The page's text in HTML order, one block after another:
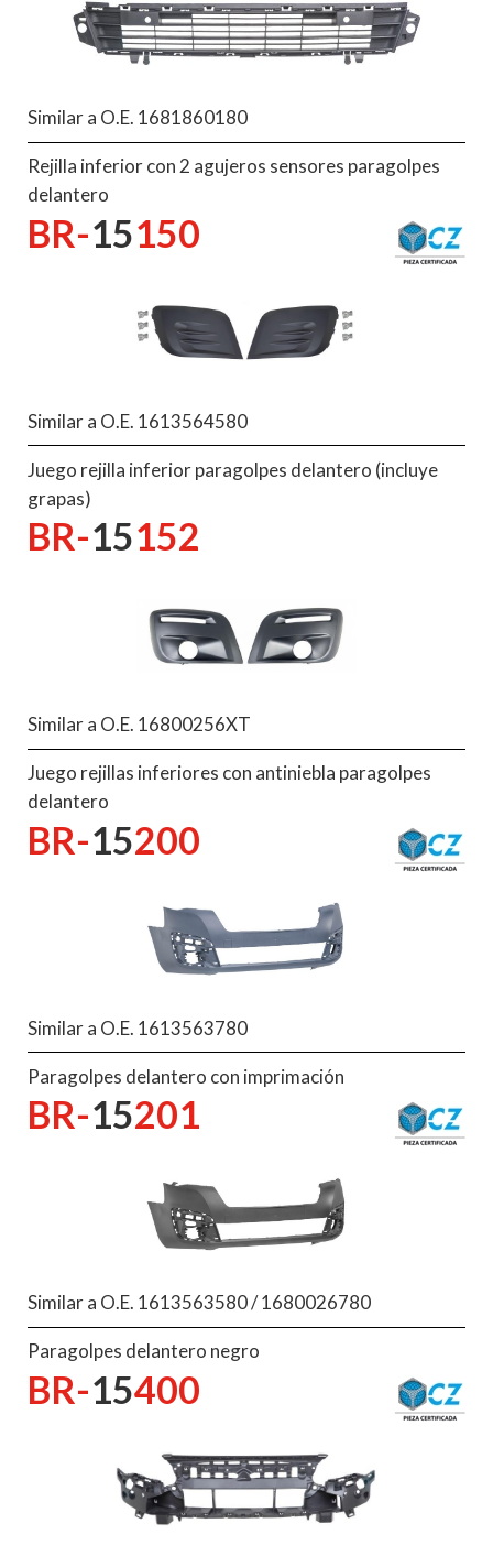
Similar a O.E. 1681860180
Rejilla inferior con 2 agujeros sensores paragolpes
delantero
BR-15150
Similar a O.E. 1613564580
Juego rejilla inferior paragolpes delantero (incluye
grapas)
BR-15152
Similar a O.E. 16800256XT
Juego rejillas inferiores con antiniebla paragolpes
delantero
BR-15200
Similar a O.E. 1613563780
Paragolpes delantero con imprimación
BR-15201
Similar a O.E. 1613563580 / 1680026780
Paragolpes delantero negro
BR-15400